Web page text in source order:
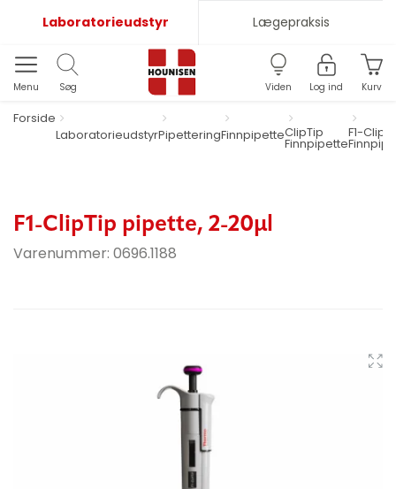
Laboratorieudstyr Lægepraksis
Menu Søg Viden Log ind Kurv
Forside
LaboratorieudstyrPipetteringFinnpipetteClipTip
Finnpipette
F1-
F1-ClipTip pipette, 2-20µl
Varenummer: 0696.1188